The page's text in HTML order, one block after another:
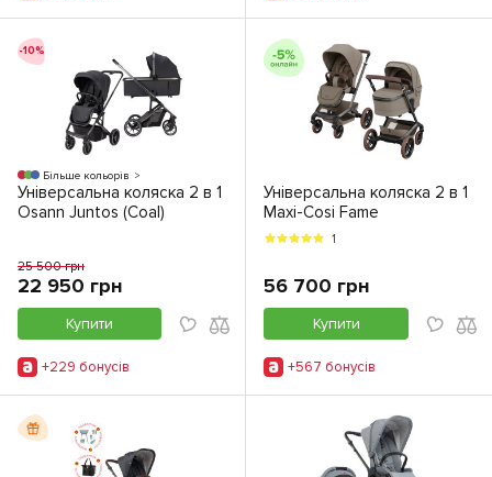
-10%
Більше кольорів
Універсальна коляска 2 в 1
Osann Juntos (Coal)
25 500 грн
22 950 грн
Купити
+229 бонусiв
Універсальна коляска 2 в 1
Maxi-Cosi Fame
1
56 700 грн
Купити
+567 бонусiв